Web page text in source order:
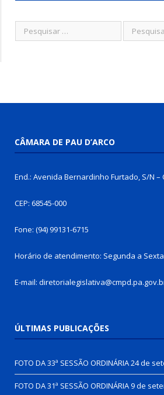
CÂMARA DE PAU D’ARCO
End.: Avenida Bernardinho Furtado, S/N –
CEP: 68545-000
Fone: (94) 99131-6715
Horário de atendimento: Segunda a
E-mail:
ÚLTIMAS PUBLICAÇÕES
FOTO DA 33ª SESSÃO ORDINÁRIA24 de
FOTO DA 31ª SESSÃO ORDINÁRIA9 de